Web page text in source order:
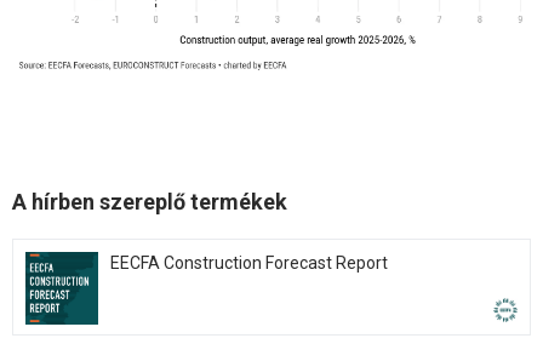
A hírben szereplő termékek
EECFA Construction Forecast Report